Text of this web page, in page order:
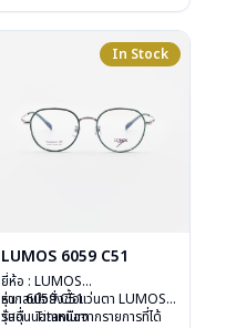
อุปกรณ์ : กล่องแว่น , ผ้าเช็ดแว่น
การรับประกัน : 2 ปี
In Stock
LUMOS 6059 C51
ยี่ห้อ : LUMOS
รุ่น : 6059 C51
วัสดุ : Titanium
หากสนใจสั่งชื้อแว่นตา LUMOS
รุ่นอื่นนอกเหนือจากรายการที่ได้